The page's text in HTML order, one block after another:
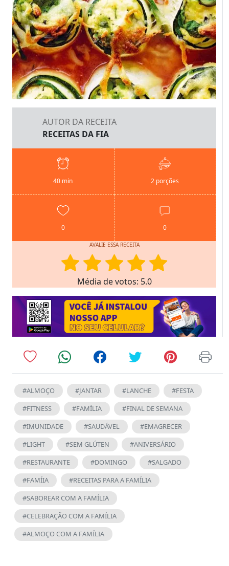
AUTOR DA RECEITA
RECEITAS DA FIA
40 min 2 porções
0 0
AVALIE ESSA RECEITA
Média de votos: 5.0
#ALMOÇO #JANTAR #LANCHE
#FESTA
#FITNESS
#FAMÍLIA
#FINAL DE SEMANA
#IMUNIDADE
#SAUDÁVEL
#EMAGRECER
#LIGHT
#SEM GLÚTEN
#ANIVERSÁRIO
#RESTAURANTE
#DOMINGO
#SALGADO
#FAMÍIA
#RECEITAS PARA A FAMÍLIA
#SABOREAR COM A FAMÍLIA
#CELEBRAÇÃO COM A FAMÍLIA
#ALMOÇO COM A FAMÍLIA